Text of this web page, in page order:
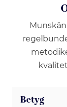
Betyg